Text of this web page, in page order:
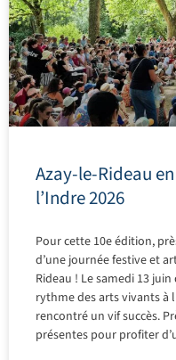
Azay-le-Rideau
l’Indre 2026
Pour cette 10e édition,
d’une journée festive et
Rideau ! Le samedi 13
rythme des arts vivants à
rencontré un vif succès.
présentes pour profiter